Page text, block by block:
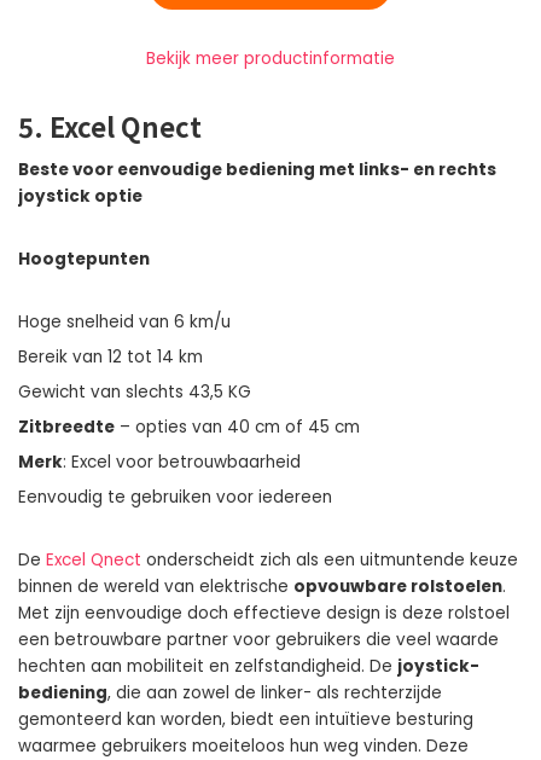
Bekijk meer productinformatie
5. Excel Qnect
Beste voor eenvoudige bediening met links- en rechts
joystick optie
Hoogtepunten
Hoge snelheid van 6 km/u
Bereik van 12 tot 14 km
Gewicht van slechts 43,5 KG
Zitbreedte – opties van 40 cm of 45 cm
Merk: Excel voor betrouwbaarheid
Eenvoudig te gebruiken voor iedereen
De Excel Qnect onderscheidt zich als een uitmuntende keuze
binnen de wereld van elektrische opvouwbare rolstoelen.
Met zijn eenvoudige doch effectieve design is deze rolstoel
een betrouwbare partner voor gebruikers die veel waarde
hechten aan mobiliteit en zelfstandigheid. De joystick-
bediening, die aan zowel de linker- als rechterzijde
gemonteerd kan worden, biedt een intuïtieve besturing
waarmee gebruikers moeiteloos hun weg vinden. Deze